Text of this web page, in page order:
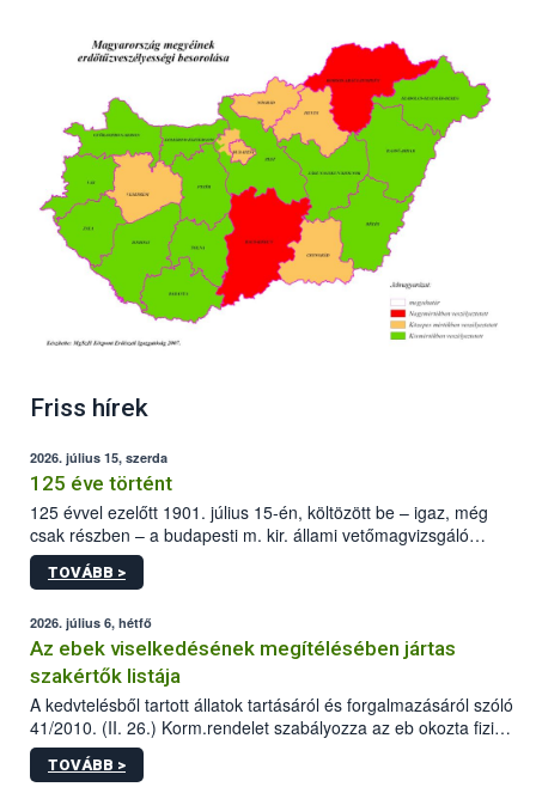
Friss hírek
2026. július 15, szerda
125 éve történt
125 évvel ezelőtt 1901. július 15-én, költözött be – igaz, még
csak részben – a budapesti m. kir. állami vetőmagvizsgáló
állomás a Kis Rókus utca 15. szám alatti, Czigler Győző által
tervezett új épületébe.
TOVÁBB >
2026. július 6, hétfő
Az ebek viselkedésének megítélésében jártas
szakértők listája
A kedvtelésből tartott állatok tartásáról és forgalmazásáról szóló
41/2010. (II. 26.) Korm.rendelet szabályozza az eb okozta fizikai
sérülés, illetve ennek veszélye keletkezésekor felmerülő
hatósági feladatokat, valamint a veszélyes eb tartását és annak
TOVÁBB >